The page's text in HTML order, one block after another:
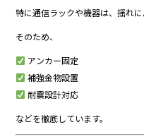
特に通信ラックや機器は、揺れに
そのため、
アンカー固定
補強金物設置
耐震設計対応
などを徹底しています。